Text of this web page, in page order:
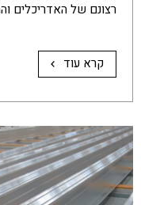
רצונם של האדריכלים
קרא עוד